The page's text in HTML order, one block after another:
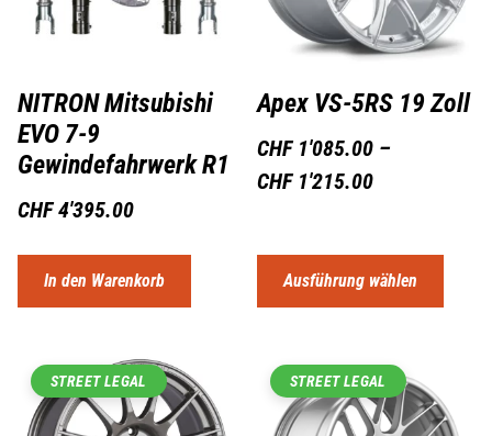
NITRON Mitsubishi
EVO 7-9
Gewindefahrwerk R1
CHF4'395.00
In den Warenkorb
Apex VS-5RS 19 Zoll
CHF1'085.00 –
CHF1'215.00
Ausführung wählen
STREET LEGAL STREET LEGAL